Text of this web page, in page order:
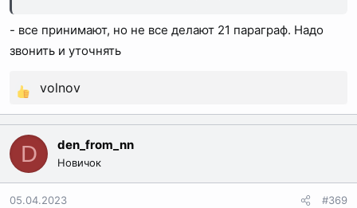
спасибо.
Теперь вот какой вопрос: полученный датенблатт
только пункты ТО Декры и южного ТЮВ. Северного нет.
- все принимают, но не все делают 21 параграф. Надо
звонить и уточнять
Р
е
а
ц
volnov
D den_from_nn
Новичок
05.04.2023 #369